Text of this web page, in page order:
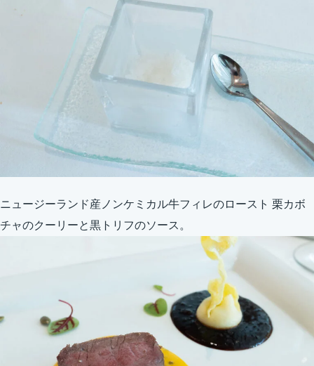
ニュージーランド産ノンケミカル牛フィレのロースト 栗カボ
チャのクーリーと黒トリフのソース。